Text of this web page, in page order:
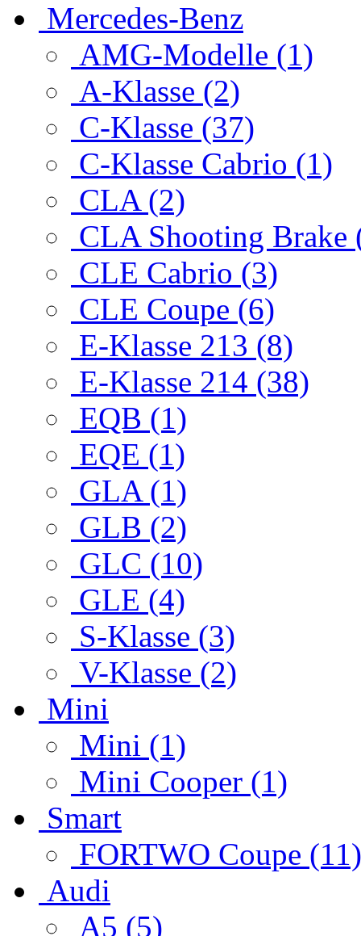
Mercedes-Benz
AMG-Modelle (1)
A-Klasse (2)
C-Klasse (37)
C-Klasse Cabrio (1)
CLA (2)
CLA Shooting Brake
CLE Cabrio (3)
CLE Coupe (6)
E-Klasse 213 (8)
E-Klasse 214 (38)
EQB (1)
EQE (1)
GLA (1)
GLB (2)
GLC (10)
GLE (4)
S-Klasse (3)
V-Klasse (2)
Mini
Mini (1)
Mini Cooper (1)
Smart
FORTWO Coupe (11)
Audi
A5 (5)